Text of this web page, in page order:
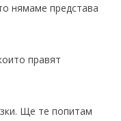
нямаме представа
правят
Ще те попитам